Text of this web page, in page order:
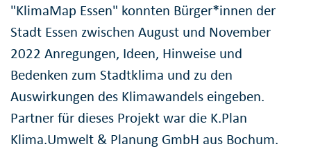
"KlimaMap Essen" konnten Bürger*innen der
Stadt Essen zwischen August und November
2022 Anregungen, Ideen, Hinweise und
Bedenken zum Stadtklima und zu den
Auswirkungen des Klimawandels eingeben.
Partner für dieses Projekt war die K.Plan
Klima.Umwelt & Planung GmbH aus Bochum.